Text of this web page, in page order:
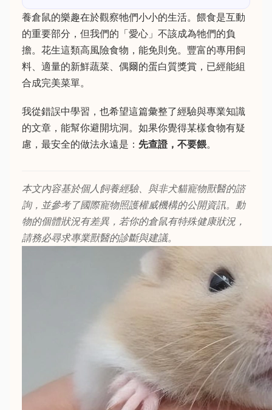
養倉鼠的樂趣在於觀察牠們小小的生活。餵食是互動
的重要部分，但我們的「愛心」不該成為牠們的負
擔。花生這類高風險食物，能免則免。豐富的專用飼
料、適量的新鮮蔬菜、偶爾的蛋白質獎賞，已經能組
合成完美菜單。
我從錯誤中學習，也希望這篇彙整了經驗與專業知識
的文章，能幫你避開坑洞。如果你覺得某樣食物有疑
慮，最安全的做法永遠是： 先查證，不要餵。
本文內容基於個人飼養經驗、與非犬貓寵物獸醫的諮
詢，並參考了國際寵物照護權威機構的公開資訊。動
物的個體狀況有差異，若你的倉鼠有特殊健康狀況，
請務必尋求專業獸醫的診斷與建議。